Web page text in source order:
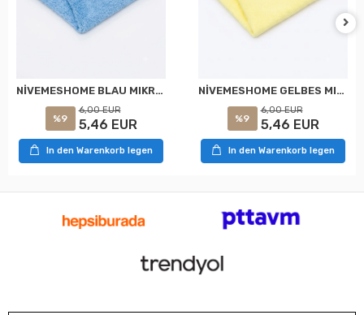
NİVEMESHOME BLAU MIKROFASER 40X40 TUCH SK:0899900131961 WÜRTH
%9
6,00 EUR
5,46 EUR
In den Warenkorb legen
NİVEMESHOME GELBES MIKROFASER 40X40 TUCH ARTIKELNUMMER: 0899900133961 WÜRTH
%9
6,00 EUR
5,46 EUR
In den Warenkorb legen